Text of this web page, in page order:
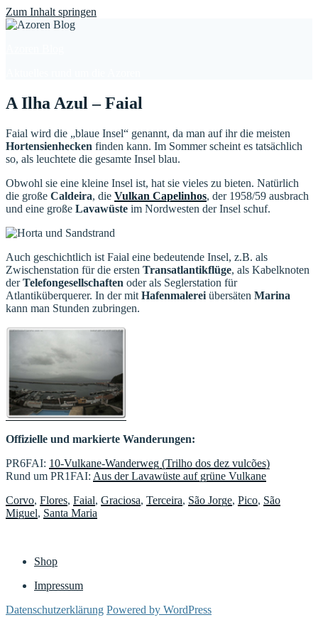
Zum Inhalt springen
A Ilha Azul – Faial
Faial wird die „blaue Insel“ genannt, da man auf ihr die meisten
Hortensienhecken finden kann. Im Sommer scheint es tatsächlich
so, als leuchtete die gesamte Insel blau.
Obwohl sie eine kleine Insel ist, hat sie vieles zu bieten. Natürlich
die große Caldeira, die Vulkan Capelinhos, der 1958/59 ausbrach
und eine große Lavawüste im Nordwesten der Insel schuf.
Auch geschichtlich ist Faial eine bedeutende Insel, z.B. als
Zwischenstation für die ersten Transatlantikflüge, als Kabelknoten
derTelefongesellschaften oder als Seglerstation für
Atlantiküberquerer. In der mit Hafenmalerei übersäten Marina
kann man Stunden zubringen.
Offizielle und markierte Wanderungen:
PR6FAI: 10-Vulkane-Wanderweg (Trilho dos dez vulcões)
Rund um PR1FAI: Aus der Lavawüste auf grüne Vulkane
Corvo, Flores, Faial, Graciosa, Terceira, São Jorge, Pico, São
Miguel, Santa Maria
Shop
Impressum
Datenschutzerklärung Powered by WordPress